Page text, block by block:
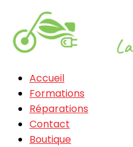
Accueil
Formations
Réparations
Contact
Boutique